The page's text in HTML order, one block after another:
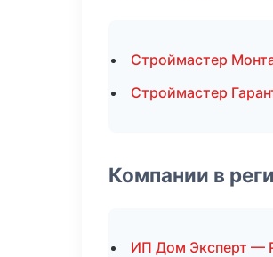
Строймастер
Строймастер
Компании в
ИП Дом Эксперт —